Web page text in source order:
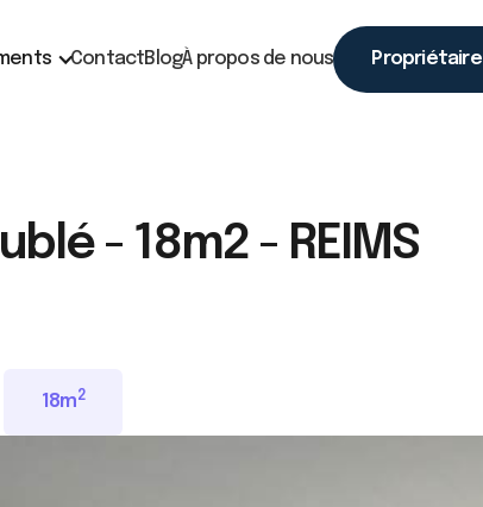
ContactBlogÀ propos de nous Propriétaire
- 18m2 - REIMS
18m2